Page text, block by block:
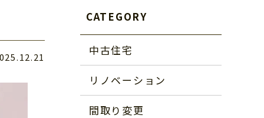
CATEGORY
中古住宅
リノベーション
間取り変更